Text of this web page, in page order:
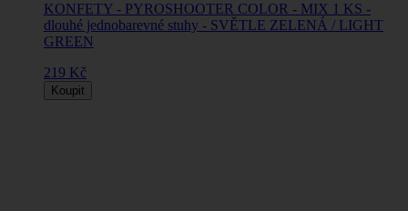
KONFETY - PYROSHOOTER COLOR - MIX 1 KS -
dlouhé jednobarevné stuhy - SVĚTLE ZELENÁ / LIGHT
GREEN
219 Kč
Koupit